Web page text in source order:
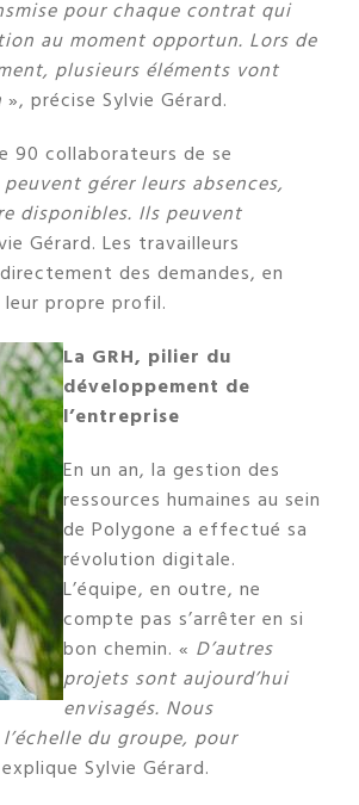
pour chaque contrat qui
au moment opportun. Lors de
plusieurs éléments vont
», précise Sylvie Gérard.
90 collaborateurs de se
gérer leurs absences,
disponibles. Ils peuvent
Gérard. Les travailleurs
des demandes, en
leur propre profil.
La GRH, pilier du
développement de
l’entreprise
En un an, la gestion des
ressources humaines au sein
de Polygone a effectué sa
révolution digitale.
L’équipe, en outre, ne
compte pas s’arrêter en si
bon chemin. « D’autres
projets sont aujourd’hui
envisagés. Nous
du groupe, pour
Sylvie Gérard.